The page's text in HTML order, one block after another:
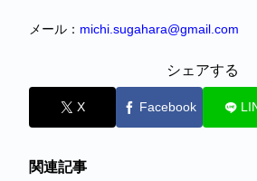
メール： michi.sugahara@gmail.com
シェアする
X Facebook
関連記事